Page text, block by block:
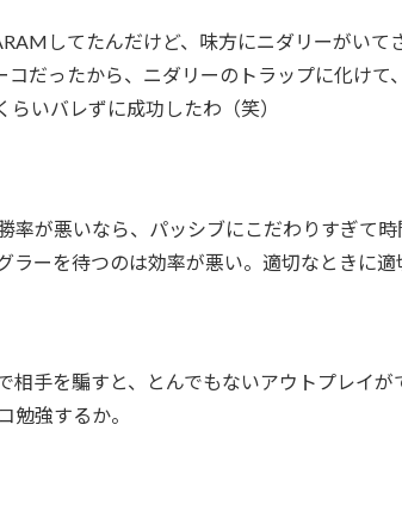
してたんだけど、味方にニダリーがいて
コだったから、ニダリーのトラップに化けて
らいバレずに成功したわ（笑）
率が悪いなら、パッシブにこだわりすぎて
ラーを待つのは効率が悪い。適切なときに
相手を騙すと、とんでもないアウトプレイ
勉強するか。